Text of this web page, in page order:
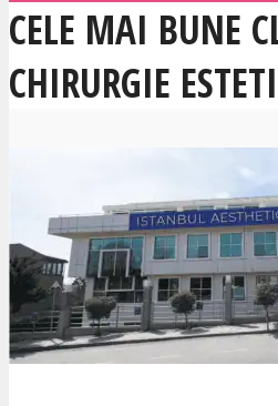
CELE MAI BUNE
CHIRURGIE